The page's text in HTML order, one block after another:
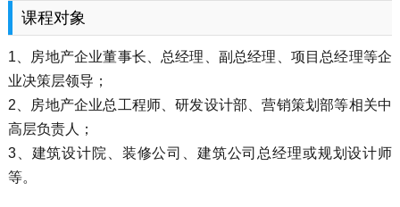
课程对象
1、房地产企业董事长、总经理、副总经理、项目总经理等企
业决策层领导；
2、房地产企业总工程师、研发设计部、营销策划部等相关中
高层负责人；
3、建筑设计院、装修公司、建筑公司总经理或规划设计师
等。